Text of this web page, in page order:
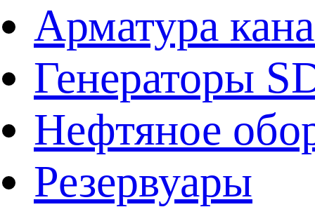
Арматура
Генераторы
Нефтяное
Резервуары